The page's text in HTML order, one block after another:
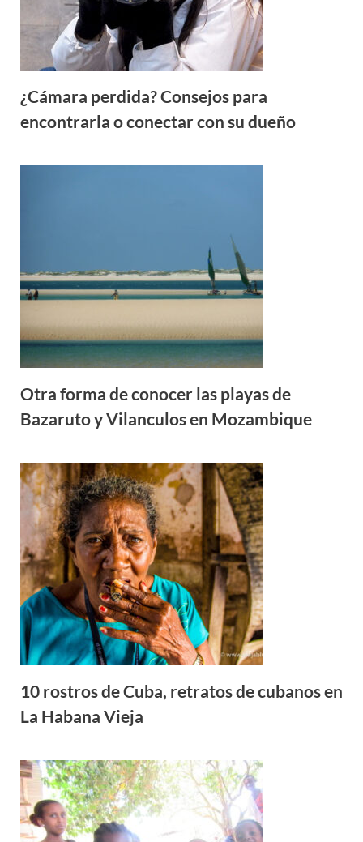
¿Cámara perdida? Consejos para
encontrarla o conectar con su dueño
Otra forma de conocer las playas de
Bazaruto y Vilanculos en Mozambique
10 rostros de Cuba, retratos de cubanos en
La Habana Vieja